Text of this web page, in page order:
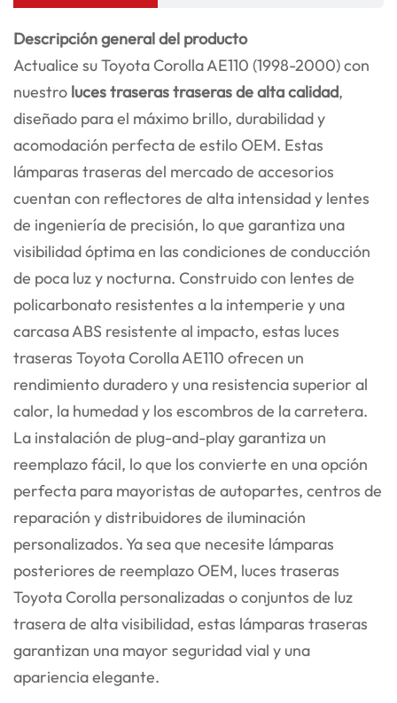
Descripción general del producto
Actualice su Toyota Corolla AE110 (1998-2000) con
nuestro luces traseras traseras de alta calidad,
diseñado para el máximo brillo, durabilidad y
acomodación perfecta de estilo OEM. Estas
lámparas traseras del mercado de accesorios
cuentan con reflectores de alta intensidad y lentes
de ingeniería de precisión, lo que garantiza una
visibilidad óptima en las condiciones de conducción
de poca luz y nocturna. Construido con lentes de
policarbonato resistentes a la intemperie y una
carcasa ABS resistente al impacto, estas luces
traseras Toyota Corolla AE110 ofrecen un
rendimiento duradero y una resistencia superior al
calor, la humedad y los escombros de la carretera.
La instalación de plug-and-play garantiza un
reemplazo fácil, lo que los convierte en una opción
perfecta para mayoristas de autopartes, centros de
reparación y distribuidores de iluminación
personalizados. Ya sea que necesite lámparas
posteriores de reemplazo OEM, luces traseras
Toyota Corolla personalizadas o conjuntos de luz
trasera de alta visibilidad, estas lámparas traseras
garantizan una mayor seguridad vial y una
apariencia elegante.